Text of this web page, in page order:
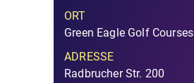
ORT
Green Eagle Golf Courses
ADRESSE
Radbrucher Str. 200